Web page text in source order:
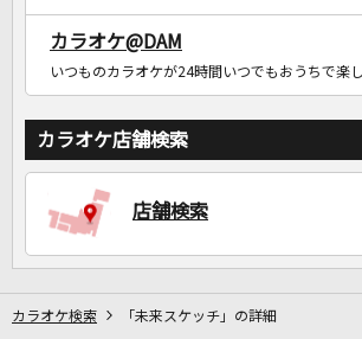
カラオケ@DAM
いつものカラオケが24時間いつでもおうちで楽
カラオケ店舗検索
店舗検索
カラオケ検索 「未来スケッチ」の詳細